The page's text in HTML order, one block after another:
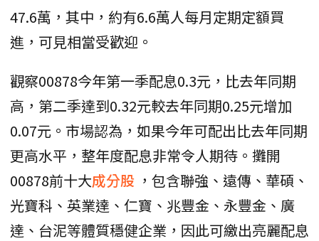
47.6萬，其中，約有6.6萬人每月定期定額買
進，可見相當受歡迎。
觀察00878今年第一季配息0.3元，比去年同期
高，第二季達到0.32元較去年同期0.25元增加
0.07元。市場認為，如果今年可配出比去年同期
更高水平，整年度配息非常令人期待。攤開
00878前十大成分股 ，包含聯強、遠傳、華碩、
光寶科、英業達、仁寶、兆豐金、永豐金、廣
達、台泥等體質穩健企業，因此可繳出亮麗配息